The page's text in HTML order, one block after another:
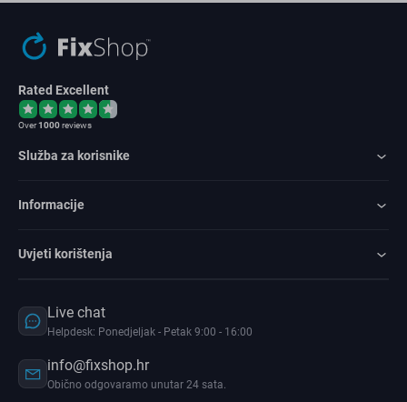
Rated Excellent
Over1000reviews
Služba za korisnike
Informacije
Uvjeti korištenja
Live chat
Helpdesk: Ponedjeljak - Petak 9:00 - 16:00
info@fixshop.hr
Obično odgovaramo unutar 24 sata.